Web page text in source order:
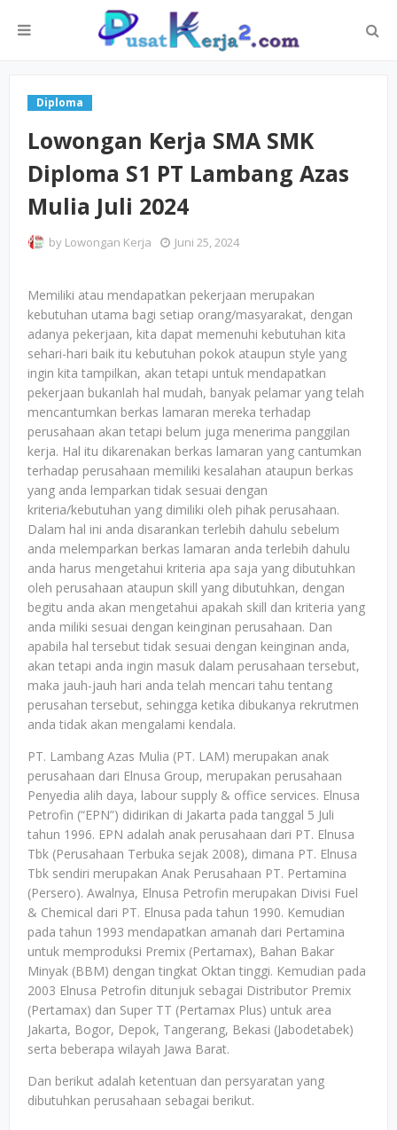
Diploma
Lowongan Kerja SMA SMK
Diploma S1 PT Lambang Azas
Mulia Juli 2024
by Lowongan Kerja Juni 25, 2024
Memiliki atau mendapatkan pekerjaan merupakan
kebutuhan utama bagi setiap orang/masyarakat, dengan
adanya pekerjaan, kita dapat memenuhi kebutuhan kita
sehari-hari baik itu kebutuhan pokok ataupun style yang
ingin kita tampilkan, akan tetapi untuk mendapatkan
pekerjaan bukanlah hal mudah, banyak pelamar yang telah
mencantumkan berkas lamaran mereka terhadap
perusahaan akan tetapi belum juga menerima panggilan
kerja. Hal itu dikarenakan berkas lamaran yang cantumkan
terhadap perusahaan memiliki kesalahan ataupun berkas
yang anda lemparkan tidak sesuai dengan
kriteria/kebutuhan yang dimiliki oleh pihak perusahaan.
Dalam hal ini anda disarankan terlebih dahulu sebelum
anda melemparkan berkas lamaran anda terlebih dahulu
anda harus mengetahui kriteria apa saja yang dibutuhkan
oleh perusahaan ataupun skill yang dibutuhkan, dengan
begitu anda akan mengetahui apakah skill dan kriteria yang
anda miliki sesuai dengan keinginan perusahaan. Dan
apabila hal tersebut tidak sesuai dengan keinginan anda,
akan tetapi anda ingin masuk dalam perusahaan tersebut,
maka jauh-jauh hari anda telah mencari tahu tentang
perusahan tersebut, sehingga ketika dibukanya rekrutmen
anda tidak akan mengalami kendala.
PT. Lambang Azas Mulia (PT. LAM) merupakan anak
perusahaan dari Elnusa Group, merupakan perusahaan
Penyedia alih daya, labour supply & office services. Elnusa
Petrofin (“EPN”) didirikan di Jakarta pada tanggal 5 Juli
tahun 1996. EPN adalah anak perusahaan dari PT. Elnusa
Tbk (Perusahaan Terbuka sejak 2008), dimana PT. Elnusa
Tbk sendiri merupakan Anak Perusahaan PT. Pertamina
(Persero). Awalnya, Elnusa Petrofin merupakan Divisi Fuel
& Chemical dari PT. Elnusa pada tahun 1990. Kemudian
pada tahun 1993 mendapatkan amanah dari Pertamina
untuk memproduksi Premix (Pertamax), Bahan Bakar
Minyak (BBM) dengan tingkat Oktan tinggi. Kemudian pada
2003 Elnusa Petrofin ditunjuk sebagai Distributor Premix
(Pertamax) dan Super TT (Pertamax Plus) untuk area
Jakarta, Bogor, Depok, Tangerang, Bekasi (Jabodetabek)
serta beberapa wilayah Jawa Barat.
Dan berikut adalah ketentuan dan persyaratan yang
dibutuhkan perusahaan sebagai berikut.